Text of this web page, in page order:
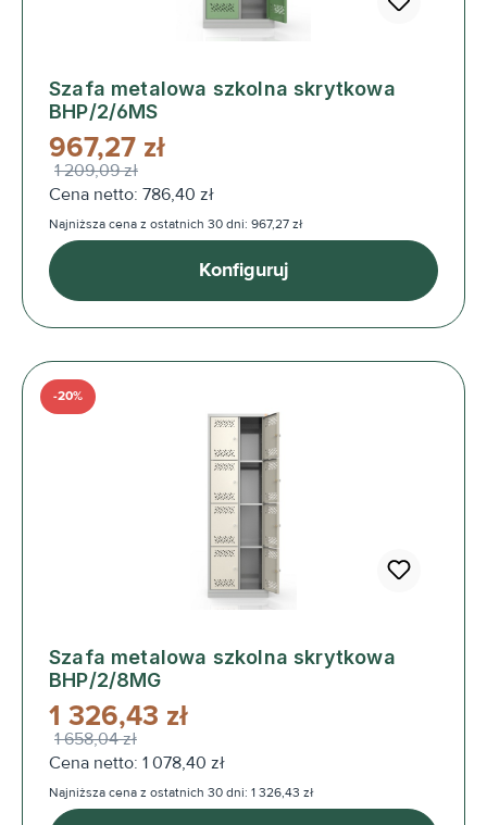
Szafa metalowa szkolna skrytkowa
BHP/2/6MS
967,27 zł
1 209,09 zł
Cena netto: 786,40 zł
Najniższa cena z ostatnich 30 dni: 967,27 zł
Konfiguruj
Szafa metalowa szkolna skrytkowa
BHP/2/8MG
-20%
1 326,43 zł
1 658,04 zł
Cena netto: 1 078,40 zł
Najniższa cena z ostatnich 30 dni: 1 326,43 zł